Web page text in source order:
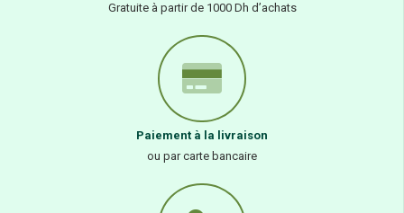
Gratuite à partir de 1000 Dh d’achats
Paiement à la livraison
ou par carte bancaire